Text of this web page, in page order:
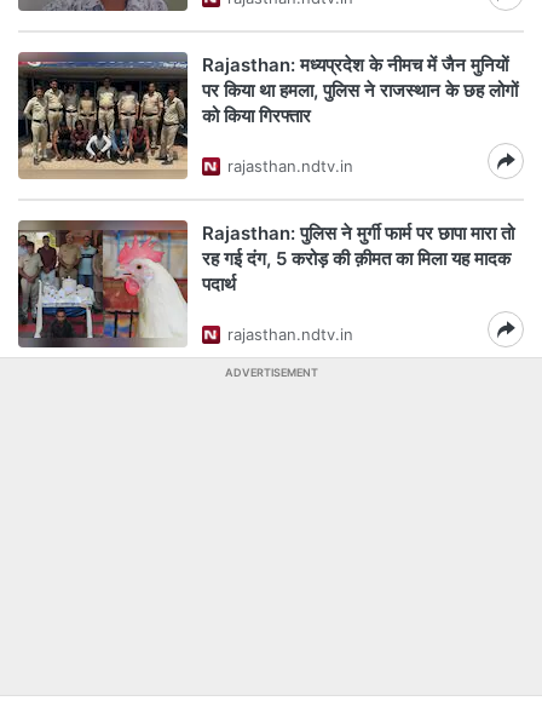
Rajasthan: मध्यप्रदेश के नीमच में जैन मुनियों
पर किया था हमला, पुलिस ने राजस्थान के छह लोगों
को किया गिरफ्तार
rajasthan.ndtv.in
Rajasthan: पुलिस ने मुर्गी फार्म पर छापा मारा तो
रह गई दंग, 5 करोड़ की क़ीमत का मिला यह मादक
पदार्थ
rajasthan.ndtv.in
ADVERTISEMENT